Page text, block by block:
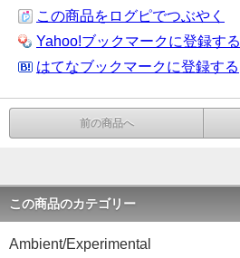
この商品をログピでつぶやく
Yahoo!ブックマークに登録する
はてなブックマークに登録する
前の商品へ
この商品のカテゴリー
Ambient/Experimental